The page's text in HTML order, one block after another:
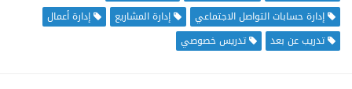
إدارة حسابات التواصل الاجتماعي
إدارة المشاريع
إدارة أعمال
تدريب عن بعد
تدريس خصوصي